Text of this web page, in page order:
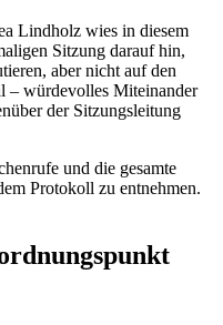
Lindholz wies in diesem
Sitzung darauf hin,
aber nicht auf den
– würdevolles Miteinander
der Sitzungsleitung
und die gesamte
Protokoll zu entnehmen.